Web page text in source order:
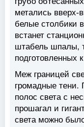
метались вверх-
белые столбики
встанет
штабель шпалы,
подготовленных
Меж границей
громадные тени.
полос света с
прошагал и
света можно